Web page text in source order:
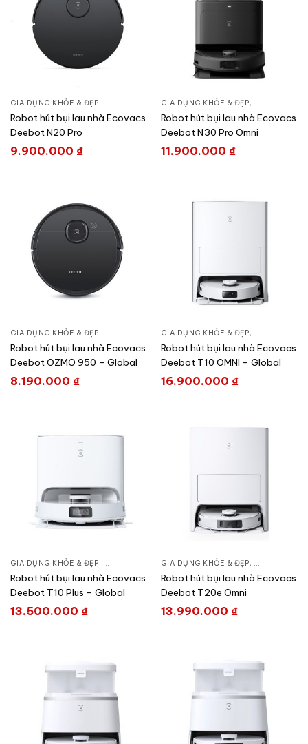
GIA DỤNG KHỎE & ĐẸP, CHĂM SÓC NHÀ CỬA, HÚT BỤI – ROBOT HÚT BỤI
Robot hút bụi lau nhà Ecovacs
Deebot N20 Pro
9.900.000 ₫
GIA DỤNG KHỎE & ĐẸP, CHĂM SÓC
Robot hút bụi lau nhà Ecovacs
Deebot N30 Pro Omni
11.900.000 ₫
GIA DỤNG KHỎE & ĐẸP, CHĂM SÓC NHÀ CỬA, HÚT BỤI – ROBOT HÚT BỤI
Robot hút bụi lau nhà Ecovacs
Deebot OZMO 950 – Global
8.190.000 ₫
GIA DỤNG KHỎE & ĐẸP, CHĂM SÓC
Robot hút bụi lau nhà Ecovacs
Deebot T10 OMNI – Global
16.900.000 ₫
GIA DỤNG KHỎE & ĐẸP, CHĂM SÓC NHÀ CỬA, HÚT BỤI – ROBOT HÚT BỤI
Robot hút bụi lau nhà Ecovacs
Deebot T10 Plus – Global
13.500.000 ₫
GIA DỤNG KHỎE & ĐẸP, CHĂM SÓC
Robot hút bụi lau nhà Ecovacs
Deebot T20e Omni
13.990.000 ₫